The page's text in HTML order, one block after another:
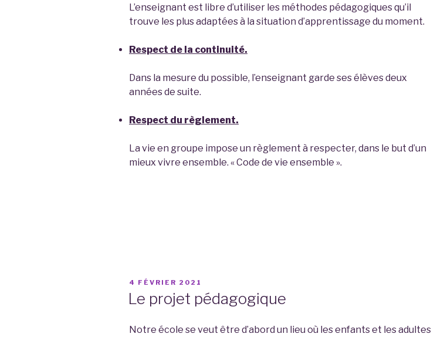
L’enseignant est libre d’utiliser les méthodes pédagogiques qu’il
trouve les plus adaptées à la situation d’apprentissage du moment.
Respect de la continuité.
Dans la mesure du possible, l’enseignant garde ses élèves deux
années de suite.
Respect du règlement.
La vie en groupe impose un règlement à respecter, dans le but d’un
mieux vivre ensemble. « Code de vie ensemble ».
PUBLIÉ
4 FÉVRIER 2021
Le projet pédagogique
Notre école se veut être d’abord un lieu où les enfants et les adultes